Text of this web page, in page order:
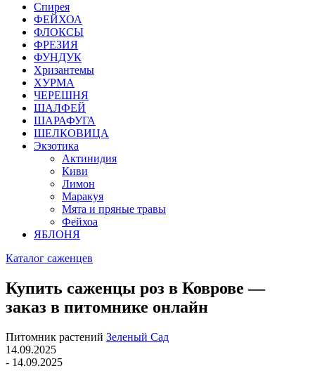
Спирея
ФЕЙХОА
ФЛОКСЫ
ФРЕЗИЯ
ФУНДУК
Хризантемы
ХУРМА
ЧЕРЕШНЯ
ШАЛФЕЙ
ШАРАФУГА
ШЕЛКОВИЦА
Экзотика
Актинидия
Киви
Лимон
Маракуя
Мята и пряные травы
Фейхоа
ЯБЛОНЯ
Каталог саженцев
Купить саженцы роз в Коврове —
заказ в питомнике онлайн
Питомник растений Зеленый Сад
14.09.2025
- 14.09.2025